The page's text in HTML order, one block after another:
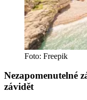
Foto: Freepik
Nezapomenutelné
závidět